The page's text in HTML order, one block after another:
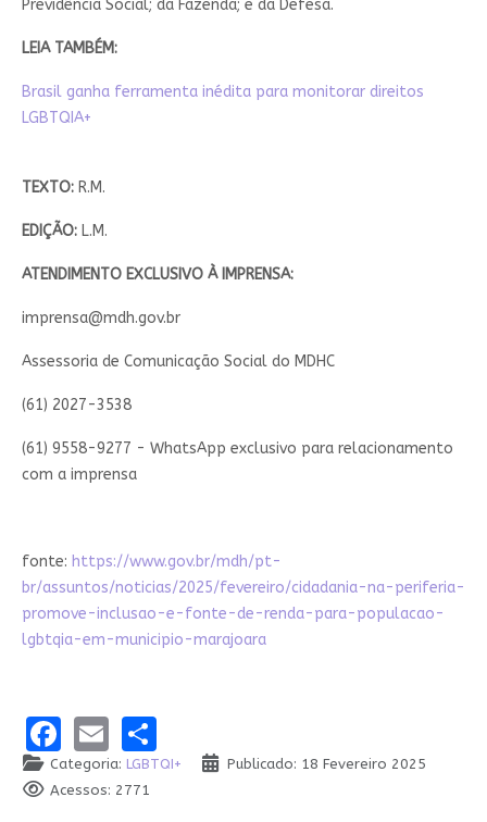
Previdência Social; da Fazenda; e da Defesa.
LEIA TAMBÉM:
Brasil ganha ferramenta inédita para monitorar direitos
LGBTQIA+
TEXTO:R.M.
EDIÇÃO:L.M.
ATENDIMENTO EXCLUSIVO À IMPRENSA:
imprensa@mdh.gov.br
Assessoria de Comunicação Social do MDHC
(61) 2027-3538
(61) 9558-9277 - WhatsApp exclusivo para relacionamento
com a imprensa
fonte: https://www.gov.br/mdh/pt-
br/assuntos/noticias/2025/fevereiro/cidadania-na-periferia-
promove-inclusao-e-fonte-de-renda-para-populacao-
lgbtqia-em-municipio-marajoara
Facebook
EmailShare
Categoria: LGBTQI+
Publicado: 18 Fevereiro 2025
Acessos: 2771